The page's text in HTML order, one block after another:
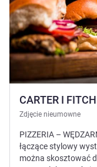
CARTER I FITCH
Zdjęcie nieumowne
PIZZERIA –
łączące stylowy
można skosztować